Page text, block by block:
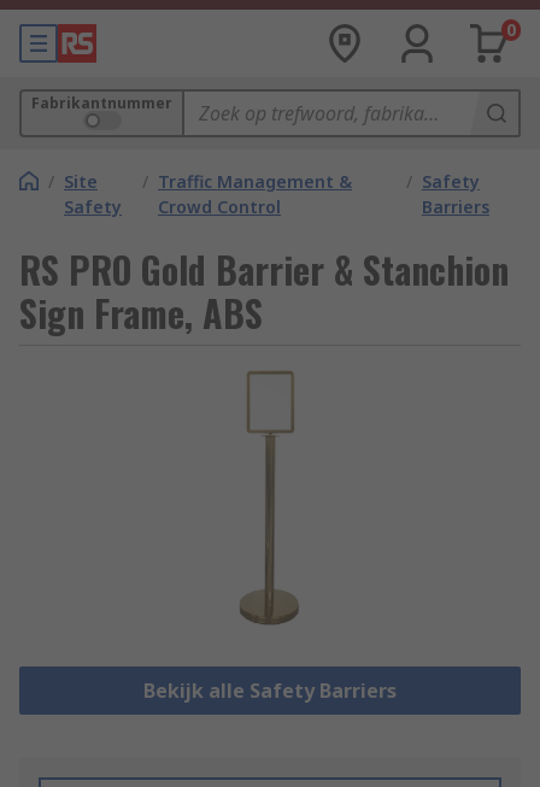
0
Fabrikantnummer
/ Site
Safety
/ Traffic Management &
Crowd Control
/ Safety
Barriers
RS PRO Gold Barrier & Stanchion
Sign Frame, ABS
Bekijk alle Safety Barriers